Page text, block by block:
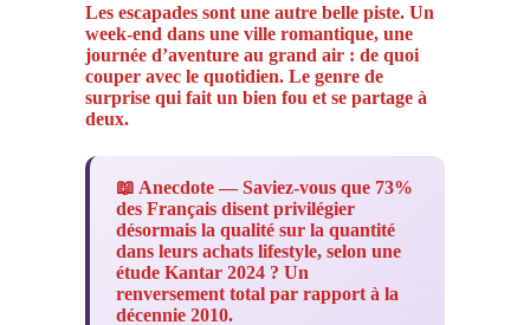
Les escapades sont une autre belle piste. Un
week-end dans une ville romantique, une
journée d’aventure au grand air : de quoi
couper avec le quotidien. Le genre de
surprise qui fait un bien fou et se partage à
deux.
📖 Anecdote — Saviez-vous que 73%
des Français disent privilégier
désormais la qualité sur la quantité
dans leurs achats lifestyle, selon une
étude Kantar 2024 ? Un
renversement total par rapport à la
décennie 2010.